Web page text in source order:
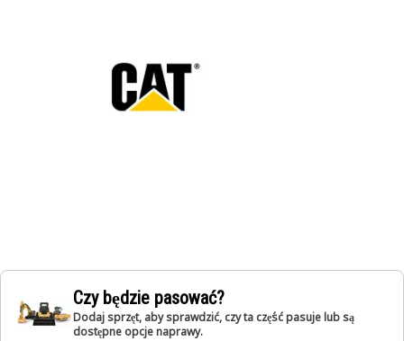
Czy będzie pasować?
Dodaj sprzęt, aby sprawdzić, czy ta część pasuje lub są
dostępne opcje naprawy.